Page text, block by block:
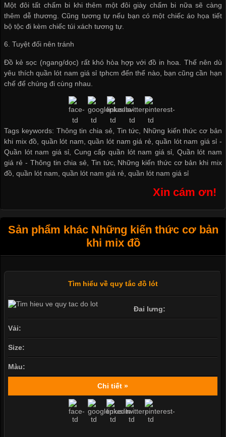
Một đôi tất chấm bi khi thêm một đôi giày chấm bi nữa sẽ càng
thêm dễ thương. Cũng tương tự nếu bạn có một chiếc áo họa tiết
bộ tộc đi kèm chiếc túi xách tương tự.
6. Tuyệt đối nên tránh
Đồ kẻ sọc (ngang/dọc) rất khó hòa hợp với đồ in hoa. Thế nên dù
yêu thích quần lót nam giá sỉ tphcm đến thế nào, bạn cũng cần hạn
chế để chúng đi cùng nhau.
Tags keywords: Thông tin chia sẻ, Tin tức, Những kiến thức cơ bản
khi mix đồ, quần lót nam, quần lót nam giá rẻ, quần lót nam giá sỉ -
Quần lót nam giá sỉ
Cung cấp quần lót nam giá sỉ
Quần lót nam
giá rẻ - Thông tin chia sẻ Tin tức, Những kiến thức cơ bản khi mix
đồ ,quần lót nam ,quần lót nam giá rẻ ,quần lót nam giá sỉ
Xin cám ơn!
Sản phẩm khác Những kiến thức cơ bản
khi mix đồ
Tìm hiểu về quy tắc đồ lót
Đai lưng:
Vải:
Size:
Màu:
Chi tiết »